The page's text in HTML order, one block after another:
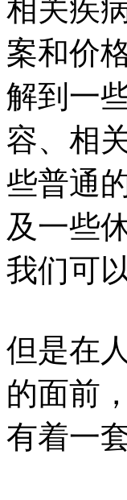
相关疾
案和价
解到一
容、相
些普通
及一些
我们可
但是在
的面前
有着一